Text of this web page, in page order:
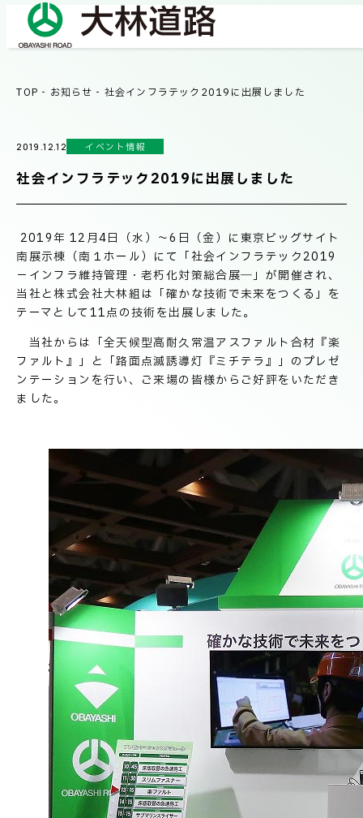
会社概要
社長メッセージ/企業理念
業績情報
サステナビリティ
ネットワーク
電子公告
BUSINESS
事業紹介
OUR WORKS
施工事例
TECHNICAL INFORMATION
技術情報
製品情報
INFORMATION
お知らせ
RECRUIT
採用情報
お取引先の皆様へ
TOP - お知らせ - 社会インフラテック2019に出展しました
2019.12.12 イベント情報
社会インフラテック2019に出展しました
2019年 12月4日（水）～6日（金）に東京ビッグサイト
南展示棟（南１ホール）にて「社会インフラテック2019
－インフラ維持管理・老朽化対策総合展―」が開催され、
当社と株式会社大林組は「確かな技術で未来をつくる」を
テーマとして11点の技術を出展しました。
当社からは「全天候型高耐久常温アスファルト合材『楽
ファルト』」と「路面点滅誘導灯『ミチテラ』」のプレゼ
ンテーションを行い、ご来場の皆様からご好評をいただき
ました。